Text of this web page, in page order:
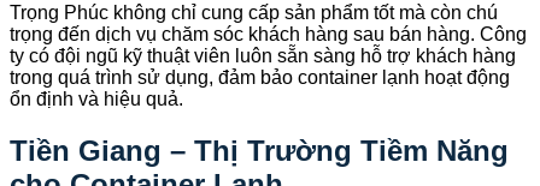
Trọng Phúc không chỉ cung cấp sản phẩm tốt mà còn chú
trọng đến dịch vụ chăm sóc khách hàng sau bán hàng. Công
ty có đội ngũ kỹ thuật viên luôn sẵn sàng hỗ trợ khách hàng
trong quá trình sử dụng, đảm bảo container lạnh hoạt động
ổn định và hiệu quả.
Tiền Giang – Thị Trường Tiềm Năng